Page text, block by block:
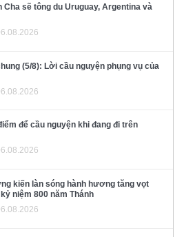
Cha sẽ tông du Uruguay, Argentina và
(5/8): Lời cầu nguyện phụng vụ của
để cầu nguyện khi đang đi trên
kiến làn sóng hành hương tăng vọt
niệm 800 năm Thánh